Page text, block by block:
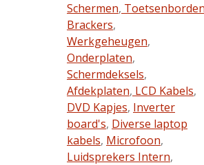
Schermen,
Brackers,
Werkgeheugen,
Onderplaten,
Schermdeksels,
Afdekplaten, LCD Kabels,
DVD Kapjes, Inverter
board's, Diverse laptop
kabels, Microfoon,
Luidsprekers Intern,